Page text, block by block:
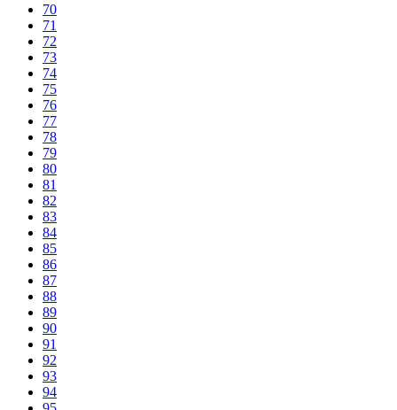
70
71
72
73
74
75
76
77
78
79
80
81
82
83
84
85
86
87
88
89
90
91
92
93
94